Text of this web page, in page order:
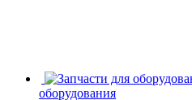
оборудования